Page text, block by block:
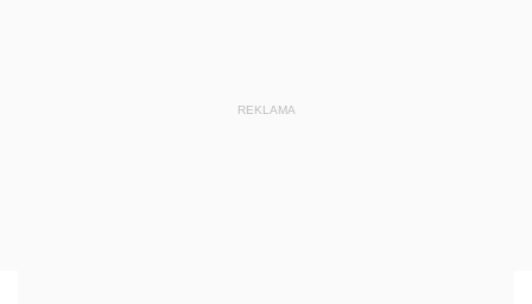
REKLAMA